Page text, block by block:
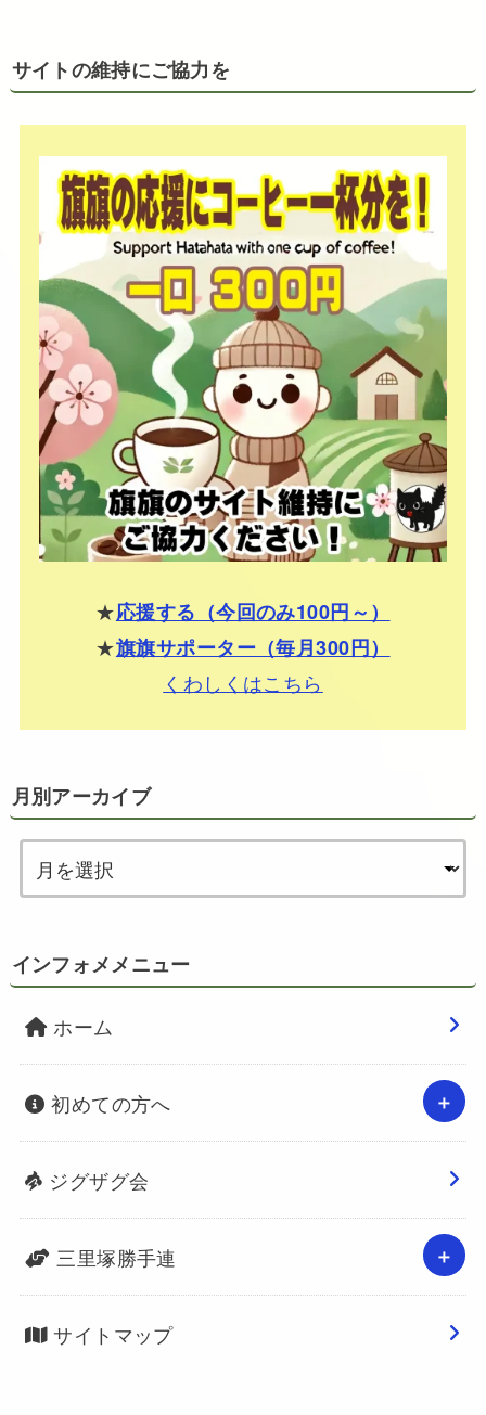
サイトの維持にご協力を
★応援する（今回のみ100円～）
★旗旗サポーター（毎月300円）
くわしくはこちら
月別アーカイブ
インフォメメニュー
ホーム
初めての方へ
ジグザグ会
三里塚勝手連
サイトマップ